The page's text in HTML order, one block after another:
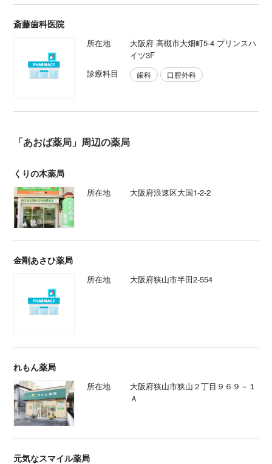
斎藤歯科医院
所在地
大阪府 高槻市大畑町5-4 プリンスハ
イツ3F
診療科目
歯科 口腔外科
「あおば薬局」周辺の薬局
くりの木薬局
所在地 大阪府浪速区大国1-2-2
金剛あさひ薬局
所在地 大阪府狭山市半田2-554
れもん薬局
所在地
大阪府狭山市狭山２丁目９６９－１
Ａ
元気なスマイル薬局